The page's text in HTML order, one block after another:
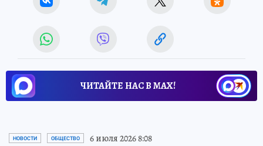
ЧИТАЙТЕ НАС В МАХ!
НОВОСТИ ОБЩЕСТВО 6 июля 2026 8:08